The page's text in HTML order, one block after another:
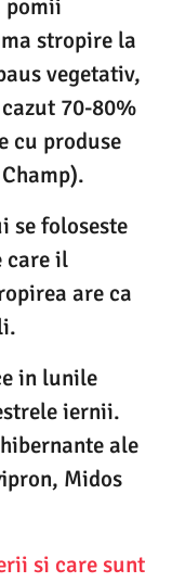
pomii
stropire la
vegetativ,
70-80%
cu produse
se foloseste
care il
are ca
in lunile
iernii.
ale
Midos
si care sunt